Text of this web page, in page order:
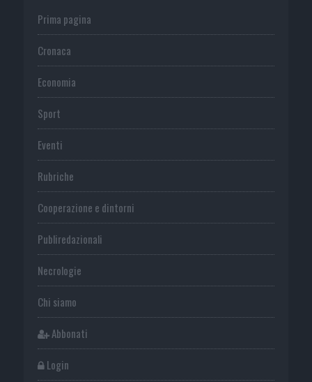
Prima pagina
Cronaca
Economia
Sport
Eventi
Rubriche
Cooperazione e dintorni
Publiredazionali
Necrologie
Chi siamo
Abbonati
Login